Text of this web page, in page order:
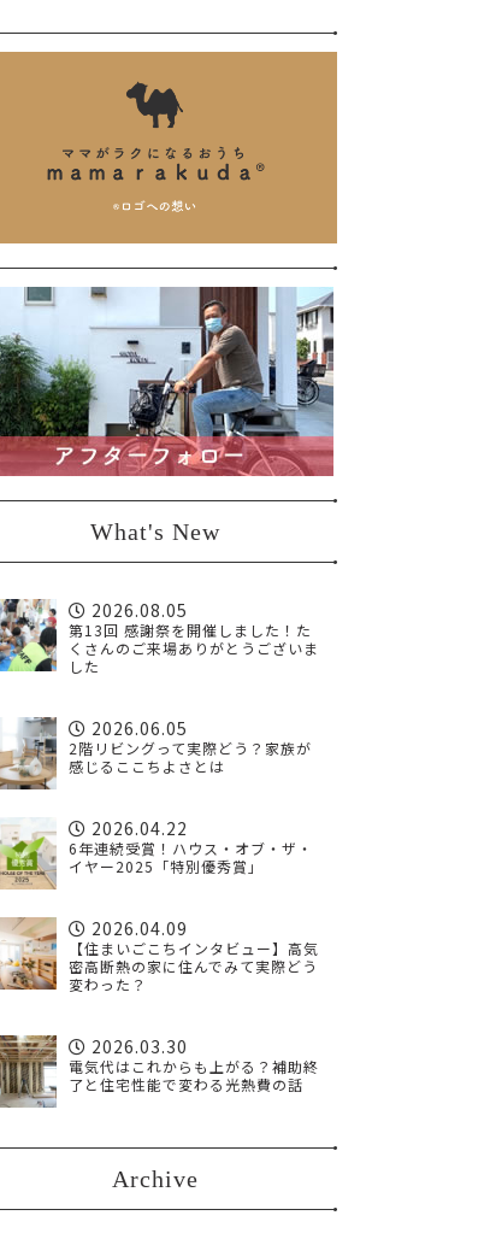
What's New
2026.08.05
第13回 感謝祭を開催しました！た
くさんのご来場ありがとうございま
した
2026.06.05
2階リビングって実際どう？家族が
感じるここちよさとは
2026.04.22
6年連続受賞！ハウス・オブ・ザ・
イヤー2025「特別優秀賞」
2026.04.09
【住まいごこちインタビュー】高気
密高断熱の家に住んでみて実際どう
変わった？
2026.03.30
電気代はこれからも上がる？補助終
了と住宅性能で変わる光熱費の話
Archive